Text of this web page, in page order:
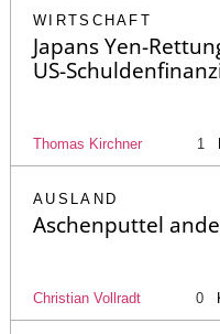
WIRTSCHAFT
Japans Yen-
US-
Thomas Kirchner 1
AUSLAND
Aschenputtel
Christian Vollradt 0